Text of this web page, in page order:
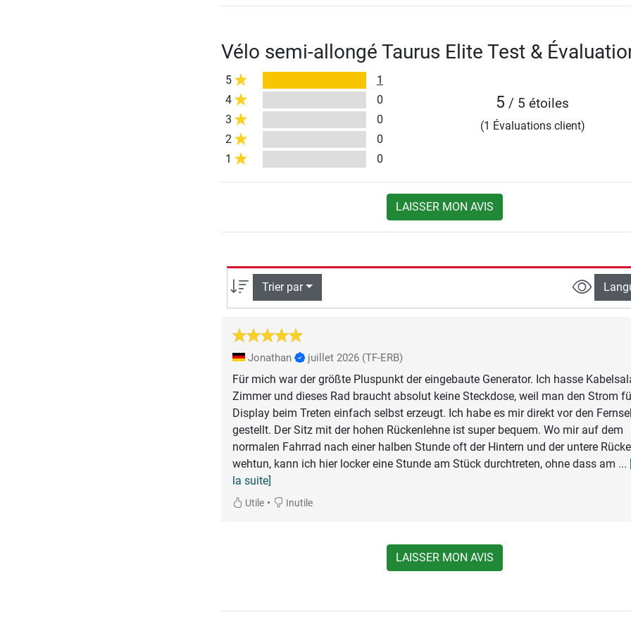
Vélo semi-allongé Taurus Elite Test &
5
1
4
0
3
0
2
0
1
0
5 / 5 étoiles
(1 Évaluations client)
LAISSER MON AVIS
Trier par
Jonathan juillet 2026 (TF-ERB)
Für mich war der größte Pluspunkt der eingebaute Generator. Ich hasse
Zimmer und dieses Rad braucht absolut keine Steckdose, weil man den Strom
Display beim Treten einfach selbst erzeugt. Ich habe es mir direkt vor den
gestellt. Der Sitz mit der hohen Rückenlehne ist super bequem. Wo mir auf dem
normalen Fahrrad nach einer halben Stunde oft der Hintern und der untere
wehtun, kann ich hier locker eine Stunde am Stück durchtreten, ohne dass am ...
la suite]
Utile• Inutile
LAISSER MON AVIS